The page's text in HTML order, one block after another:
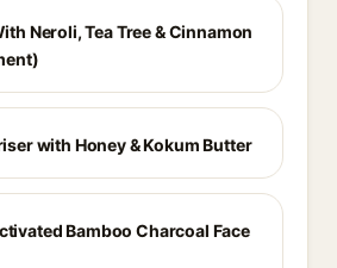
Neroli, Tea Tree & Cinnamon
with Honey & Kokum Butter
Bamboo Charcoal Face